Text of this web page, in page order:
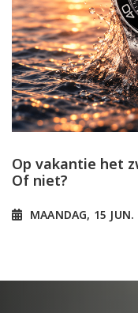
Op vakantie het
Of niet?
MAANDAG, 15 JUN.